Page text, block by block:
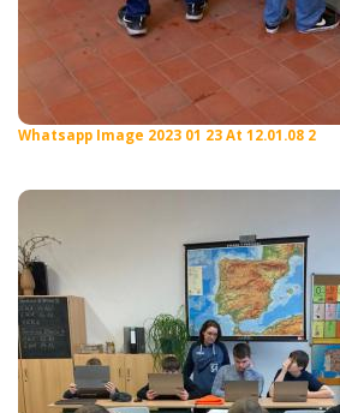
Whatsapp Image 2023 01 23 At 12.01.08 2